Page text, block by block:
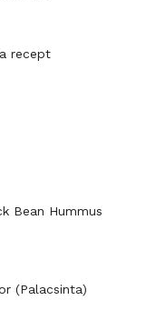
recept
Bean Hummus
(Palacsinta)